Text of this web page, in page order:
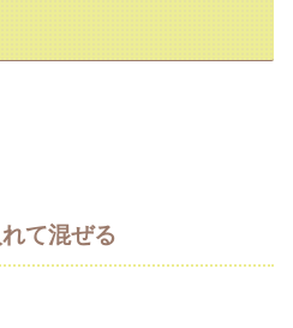
て混ぜる